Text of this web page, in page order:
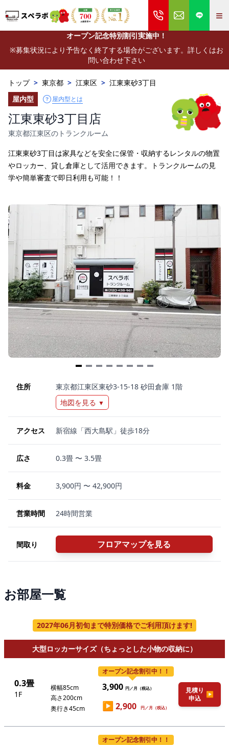
≡
オープン記念特別割引実施中！
※募集状況により予告なく終了する場合がございます。詳しくはお
問い合わせ下さい
トップ > 東京都 > 江東区 > 江東東砂3丁目
屋内型
屋内型とは
江東東砂3丁目店
東京都江東区のトランクルーム
江東東砂3丁目は家具などを安全に保管・収納するレンタルの物置
やロッカー、貸し倉庫として活用できます。トランクルームの見
学や簡単審査で即日利用も可能！！
住所
東京都江東区東砂3-15-18 砂田倉庫 1階
地図を見る ▼
アクセス 新宿線「西大島駅」徒歩18分
広さ 0.3畳 〜 3.5畳
料金 3,900円 〜 42,900円
営業時間 24時間営業
間取り フロアマップを見る
お部屋一覧
2027年06月初旬まで特別価格でご利用頂けます!
大型ロッカーサイズ（ちょっとした小物の収納に）
0.3畳
1F
横幅85cm
高さ200cm
奥行き45cm
オープン記念割引中！！
3,900円／月（税込）
▶2,900 円／月（税込）
見積り
申込
▶
オープン記念割引中！！